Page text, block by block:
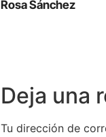
Rosa Sánchez
Deja una
Tu dirección de